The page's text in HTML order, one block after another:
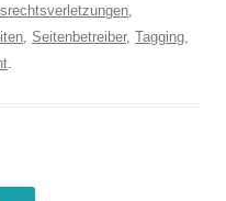
Seitenbetreiber, Tagging